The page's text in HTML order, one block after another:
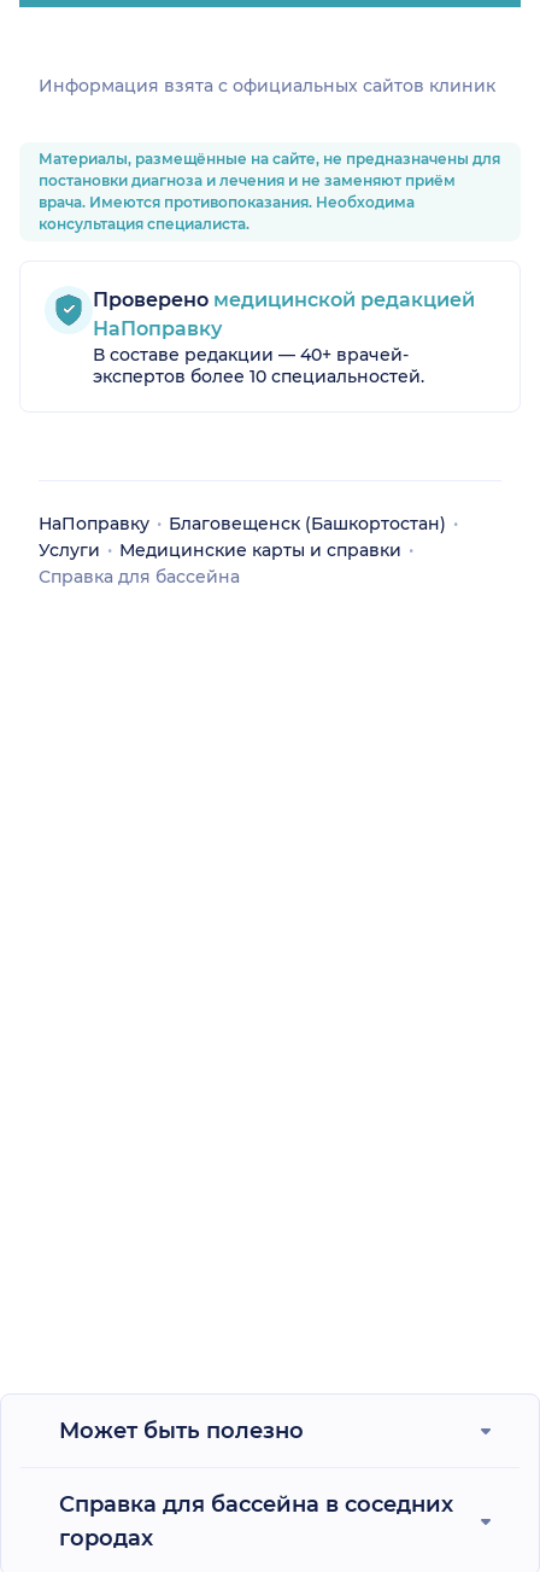
Информация взята c официальных сайтов клиник
Материалы, размещённые на сайте, не предназначены для
постановки диагноза и лечения и не заменяют приём
врача. Имеются противопоказания. Необходима
консультация специалиста.
Проверено медицинской редакцией
НаПоправку
В составе редакции — 40+ врачей-
экспертов более 10 специальностей.
НаПоправку
Благовещенск (Башкортостан)
Услуги
Медицинские карты и справки
Справка для бассейна
Может быть полезно
Справка для бассейна в соседних
городах